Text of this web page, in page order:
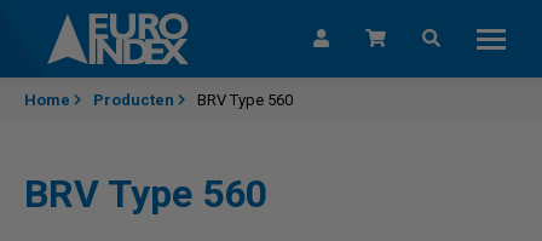
Skip to content
Home Producten BRV Type 560
BRV Type 560